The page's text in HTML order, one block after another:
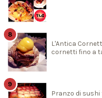
L'Antica
cornetti fino a
Pranzo di sushi